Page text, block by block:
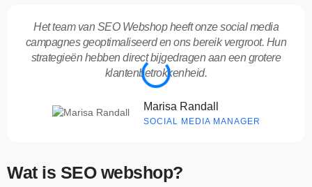
Het team van SEO Webshop heeft onze social media
campagnes geoptimaliseerd en ons bereik vergroot. Hun
strategieën hebben direct bijgedragen aan een grotere
klantenbetrokkenheid.
Marisa Randall
SOCIAL MEDIA MANAGER
Wat is SEO webshop?